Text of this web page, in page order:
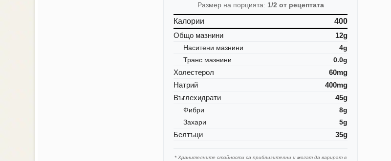
Размер на порцията: 1/2 от рецептата
Калории
400
Общо мазнини
12g
Наситени мазнини
4g
Транс мазнини
0.0g
Холестерол
60mg
Натрий
400mg
Въглехидрати
45g
Фибри
8g
Захари
5g
Белтъци 35g
* Хранителните стойности са приблизителни и могат да варират в